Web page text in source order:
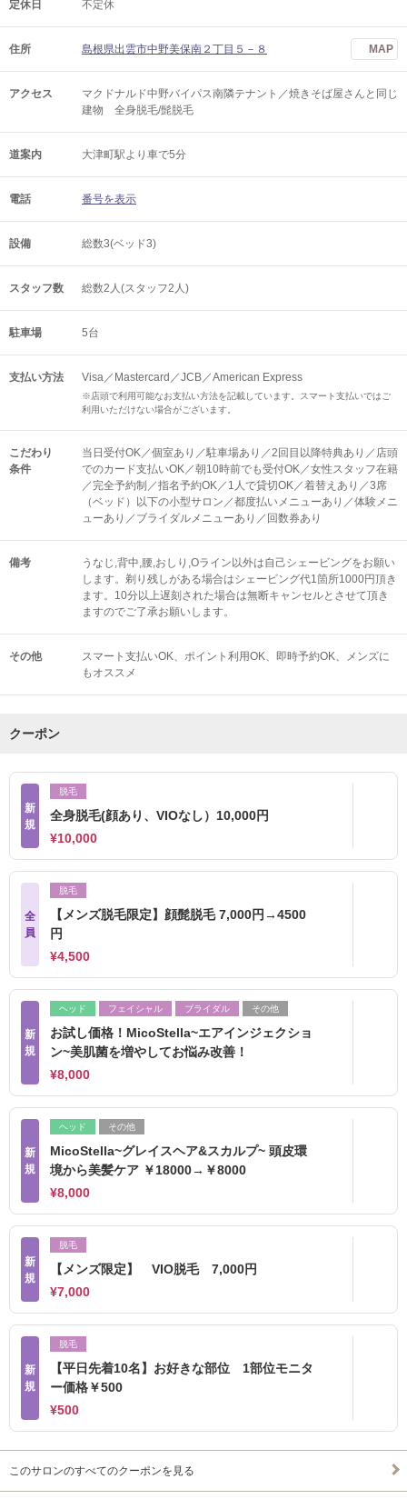
定休日 不定休
住所 島根県出雲市中野美保南２丁目５－８ MAP
アクセス
マクドナルド中野バイパス南隣テナント／焼きそば屋さんと同じ
建物 全身脱毛/髭脱毛
道案内 大津町駅より車で5分
電話 番号を表示
設備 総数3(ベッド3)
スタッフ数 総数2人(スタッフ2人)
駐車場 5台
支払い方法 Visa／Mastercard／JCB／American Express
※店頭で利用可能なお支払い方法を記載しています。スマート支払いではご
利用いただけない場合がございます。
こだわり
条件
当日受付OK／個室あり／駐車場あり／2回目以降特典あり／店頭
でのカード支払いOK／朝10時前でも受付OK／女性スタッフ在籍
／完全予約制／指名予約OK／1人で貸切OK／着替えあり／3席
（ベッド）以下の小型サロン／都度払いメニューあり／体験メニ
ューあり／ブライダルメニューあり／回数券あり
備考
うなじ,背中,腰,おしり,Oライン以外は自己シェービングをお願い
します。剃り残しがある場合はシェービング代1箇所1000円頂き
ます。10分以上遅刻された場合は無断キャンセルとさせて頂き
ますのでご了承お願いします。
その他 スマート支払いOK ポイント利用OK 即時予約OK
メンズに
もオススメ
クーポン
新
規
脱毛
全身脱毛(顔あり、VIOなし）10,000円
¥10,000
全
員
脱毛
【メンズ脱毛限定】顔髭脱毛 7,000円→4500
円
¥4,500
新
規
ヘッド フェイシャル ブライダル その他
お試し価格！MicoStella~エアインジェクショ
ン~美肌菌を増やしてお悩み改善！
¥8,000
新
規
ヘッド その他
MicoStella~グレイスヘア&スカルプ~ 頭皮環
境から美髪ケア ￥18000→￥8000
¥8,000
新
規
脱毛
【メンズ限定】 VIO脱毛 7,000円
¥7,000
新
規
脱毛
【平日先着10名】お好きな部位 1部位モニタ
ー価格￥500
¥500
このサロンのすべてのクーポンを見る